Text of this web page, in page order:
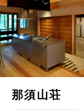
セパレートキッチン
バス・洗面
私たちについて
ジャーナルを読む
オンラインストア
那須山荘